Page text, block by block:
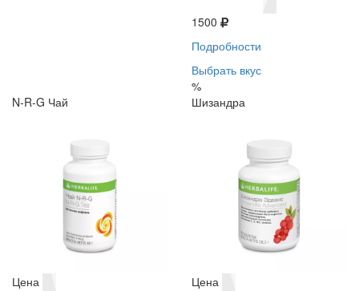
1500
Подробности
Выбрать вкус
%
N-R-G Чай
Цена
Шизандра
Цена